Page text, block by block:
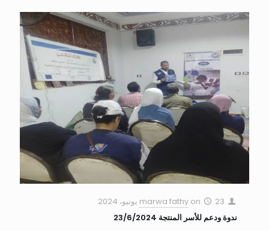
marwa fathy on
23 يونيو، 2024
ندوة ودعم للأسر المنتجة 23/6/2024